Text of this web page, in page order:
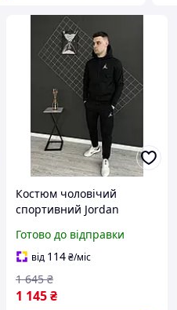
Костюм чоловічий
спортивний Jordan
манжетом, Чорні
костюми модні весна
осінь
Готово до відправки
від 114₴/міс
1 145₴
1 645 ₴